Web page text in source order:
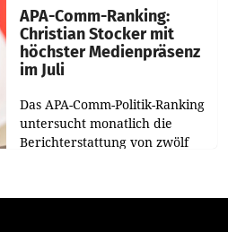
APA-Comm-Ranking:
Christian Stocker mit
höchster Medienpräsenz
im Juli
Das APA-Comm-Politik-Ranking
untersucht monatlich die
Berichterstattung von zwölf
welche Politikerinnen und